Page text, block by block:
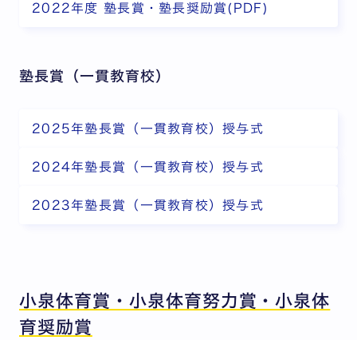
2022年度 塾長賞・塾長奨励賞(PDF)
塾長賞（一貫教育校）
2025年塾長賞（一貫教育校）授与式
2024年塾長賞（一貫教育校）授与式
2023年塾長賞（一貫教育校）授与式
小泉体育賞・小泉体育努力賞・小泉体
育奨励賞